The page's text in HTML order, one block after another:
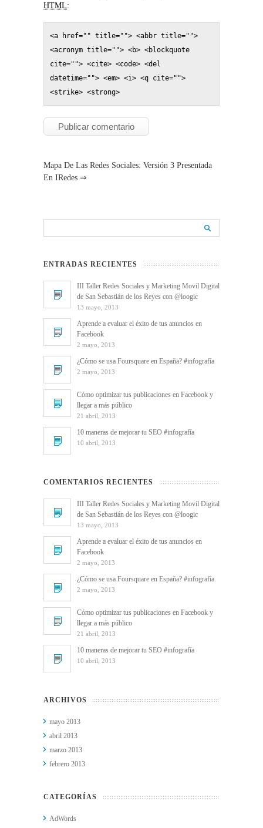
HTML:
<a href="" title=""> <abbr title="">
<acronym title=""> <b> <blockquote
cite=""> <cite> <code> <del
datetime=""> <em> <i> <q cite="">
<strike> <strong>
Mapa De Las Redes Sociales: Versión 3 Presentada
En IRedes ⇒
ENTRADAS RECIENTES
III Taller Redes Sociales y Marketing Movil Digital
de San Sebastián de los Reyes con @loogic
13 mayo, 2013
Aprende a evaluar el éxito de tus anuncios en
Facebook
2 mayo, 2013
¿Cómo se usa Foursquare en España? #infografía
2 mayo, 2013
Cómo optimizar tus publicaciones en Facebook y
llegar a más público
21 abril, 2013
10 maneras de mejorar tu SEO #infografía
10 abril, 2013
COMENTARIOS RECIENTES
III Taller Redes Sociales y Marketing Movil Digital
de San Sebastián de los Reyes con @loogic
13 mayo, 2013
Aprende a evaluar el éxito de tus anuncios en
Facebook
2 mayo, 2013
¿Cómo se usa Foursquare en España? #infografía
2 mayo, 2013
Cómo optimizar tus publicaciones en Facebook y
llegar a más público
21 abril, 2013
10 maneras de mejorar tu SEO #infografía
10 abril, 2013
ARCHIVOS
mayo 2013
abril 2013
marzo 2013
febrero 2013
CATEGORÍAS
AdWords